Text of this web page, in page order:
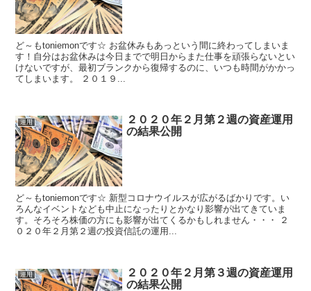
ど～もtoniemonです☆ お盆休みもあっという間に終わってしまいま
す！自分はお盆休みは今日までで明日からまた仕事を頑張らないとい
けないですが、最初ブランクから復帰するのに、いつも時間がかかっ
てしまいます。 ２０１９...
運用
２０２０年２月第２週の資産運用
の結果公開
ど～もtoniemonです☆ 新型コロナウイルスが広がるばかりです。い
ろんなイベントなども中止になったりとかなり影響が出てきていま
す。そろそろ株価の方にも影響が出てくるかもしれません・・・ ２
０２０年２月第２週の投資信託の運用...
運用
２０２０年２月第３週の資産運用
の結果公開